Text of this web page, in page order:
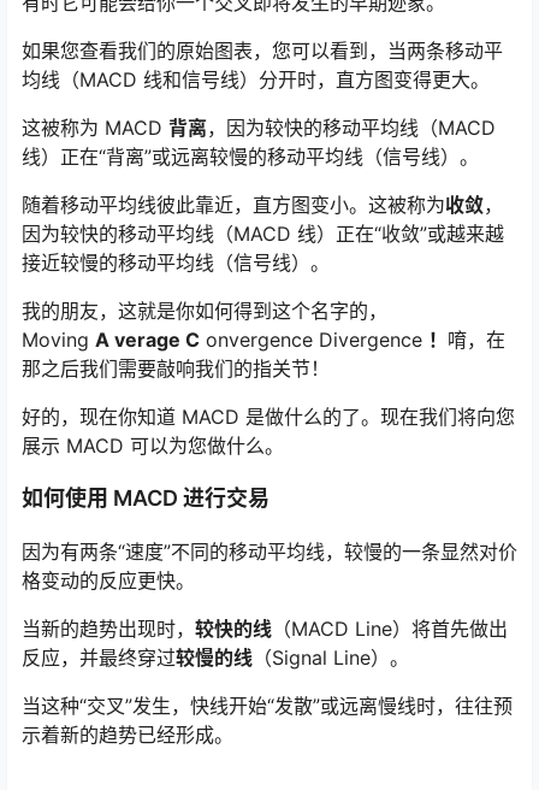
如果您查看我们的原始图表，您可以看到，当两条移动平
均线（MACD 线和信号线）分开时，直方图变得更大。
这被称为 MACD 背离，因为较快的移动平均线（MACD
线）正在“背离”或远离较慢的移动平均线（信号线）。
随着移动平均线彼此靠近，直方图变小。这被称为收敛，
因为较快的移动平均线（MACD 线）正在“收敛”或越来越
接近较慢的移动平均线（信号线）。
我的朋友，这就是你如何得到这个名字的，
Moving A verage C onvergence Divergence ！ 唷，在
那之后我们需要敲响我们的指关节！
好的，现在你知道 MACD 是做什么的了。现在我们将向您
展示 MACD 可以为您做什么。
如何使用 MACD 进行交易
因为有两条“速度”不同的移动平均线，较慢的一条显然对价
格变动的反应更快。
当新的趋势出现时， 较快的线 （MACD Line）将首先做出
反应，并最终穿过较慢的线 （Signal Line）。
当这种“交叉”发生，快线开始“发散”或远离慢线时，往往预
示着新的趋势已经形成。